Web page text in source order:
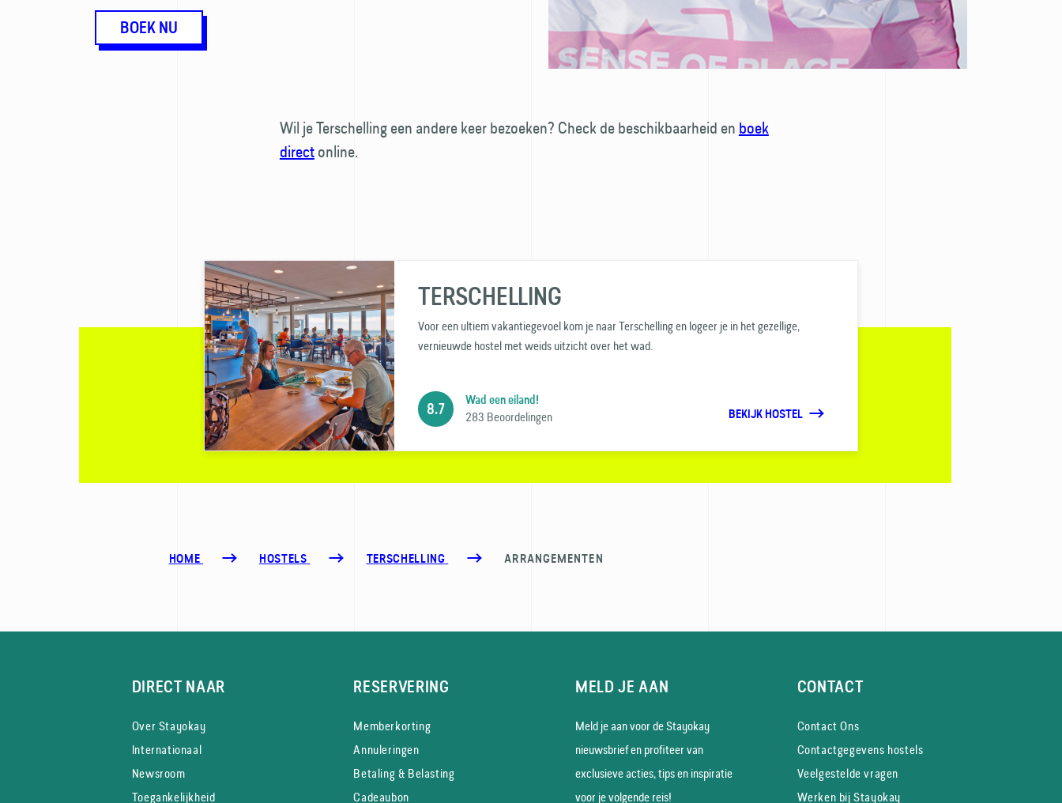
BOEK NU
Wil je Terschelling een andere keer bezoeken? Check de beschikbaarheid en boek
directonline.
TERSCHELLING
Voor een ultiem vakantiegevoel kom je naar Terschelling en logeer je in het gezellige,
vernieuwde hostel met weids uitzicht over het wad.
8.7
Wad een eiland!
283 Beoordelingen BEKIJK HOSTEL
HOME HOSTELS TERSCHELLING ARRANGEMENTEN
DIRECT NAAR
Over Stayokay
Internationaal
Newsroom
Toegankelijkheid
RESERVERING
Memberkorting
Annuleringen
Betaling & Belasting
Cadeaubon
MELD JE AAN
Meld je aan voor de Stayokay
nieuws­brief en profiteer van
exclusieve acties, tips en inspiratie
voor je volgende reis!
CONTACT
Contact Ons
Contactgegevens hostels
Veelgestelde vragen
Werken bij Stayokay